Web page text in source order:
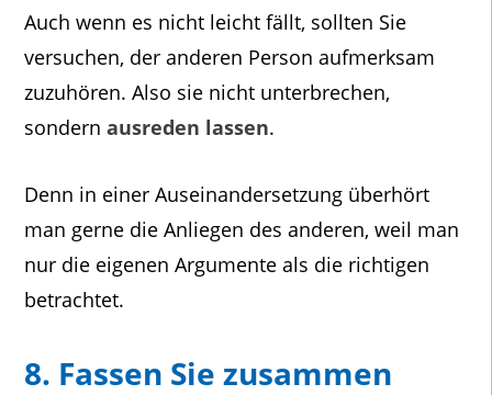
Auch wenn es nicht leicht fällt, sollten Sie
versuchen, der anderen Person aufmerksam
zuzuhören. Also sie nicht unterbrechen,
sondern ausreden lassen.
Denn in einer Auseinandersetzung überhört
man gerne die Anliegen des anderen, weil man
nur die eigenen Argumente als die richtigen
betrachtet.
8. Fassen Sie zusammen